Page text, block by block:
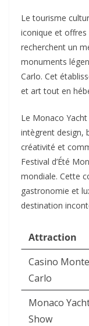
Le tourisme
iconique et offres
recherchent un
monuments
Carlo. Cet
et art tout en
Le Monaco
intègrent design,
créativité et
Festival d’Été
mondiale. Cette
gastronomie et
destination
Attraction
Casino
Carlo
Monaco
Show